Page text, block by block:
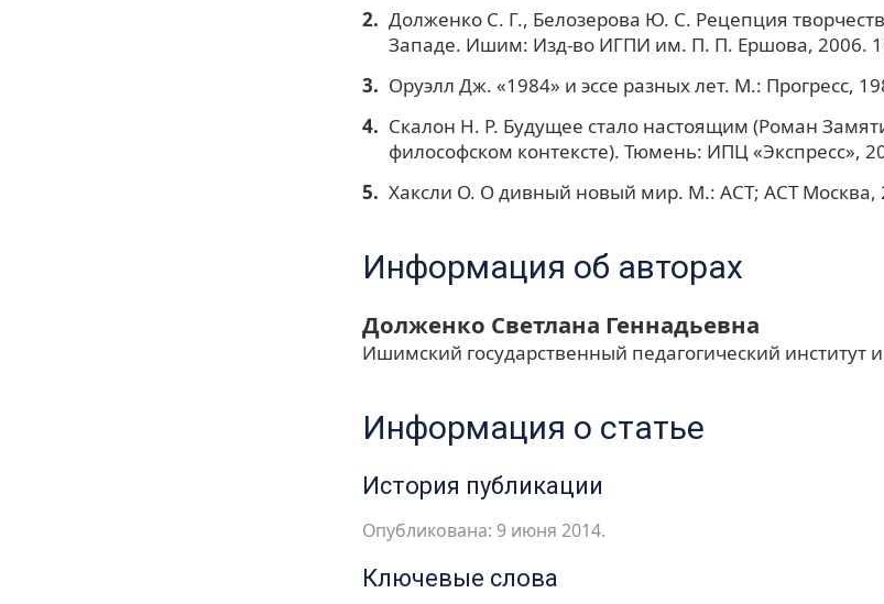
Долженко С. Г., Белозерова Ю. С. Рецепция
Западе. Ишим: Изд-во ИГПИ им. П. П. Ершова, 2006.
Оруэлл Дж. «1984» и эссе разных лет. М.: Прогресс,
Скалон Н. Р. Будущее стало настоящим (Роман
философском контексте). Тюмень: ИПЦ «Экспресс»,
Хаксли О. О дивный новый мир. М.: АСТ; АСТ Москва,
Информация об авторах
Долженко Светлана Геннадьевна
Ишимский государственный педагогический институт
Информация о статье
История публикации
Опубликована: 9 июня 2014.
Ключевые слова